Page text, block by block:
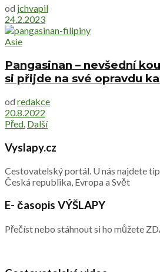
od jchvapil
24.2.2023
Asie
Pangasinan – nevšední
si přijde na své opravdu
od redakce
20.8.2022
Před. Další
Vyslapy.cz
Cestovatelský portál. U nás najdete
Česká republika, Evropa a Svět
E- časopis VÝŠLAPY
Přečíst nebo stáhnout si ho můžete